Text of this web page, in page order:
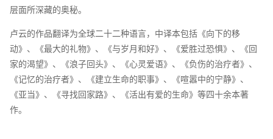
层面所深藏的奥秘。
卢云的作品翻译为全球二十二种语言，中译本包括《向下的移
动》、《最大的礼物》、《与岁月和好》、《爱胜过恐惧》、《回
家的渴望》、《浪子回头》、《心灵爱语》、《负伤的治疗者》、
《记忆的治疗者》、《建立生命的职事》、《喧嚣中的宁静》、
《亚当》、《寻找回家路》、《活出有爱的生命》等四十余本著
作。